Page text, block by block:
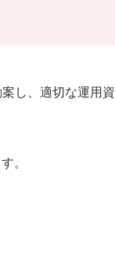
し、適切な運用資
。